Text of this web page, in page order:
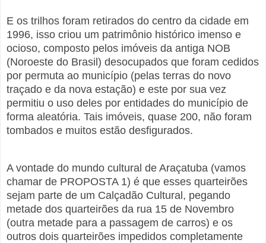
E os trilhos foram retirados do centro da cidade em
1996, isso criou um patrimônio histórico imenso e
ocioso, composto pelos imóveis da antiga NOB
(Noroeste do Brasil) desocupados que foram cedidos
por permuta ao município (pelas terras do novo
traçado e da nova estação) e este por sua vez
permitiu o uso deles por entidades do município de
forma aleatória. Tais imóveis, quase 200, não foram
tombados e muitos estão desfigurados.
A vontade do mundo cultural de Araçatuba (vamos
chamar de PROPOSTA 1) é que esses quarteirões
sejam parte de um Calçadão Cultural, pegando
metade dos quarteirões da rua 15 de Novembro
(outra metade para a passagem de carros) e os
outros dois quarteirões impedidos completamente